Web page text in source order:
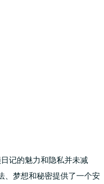
记的魅力和隐私并未减
、梦想和秘密提供了一个安